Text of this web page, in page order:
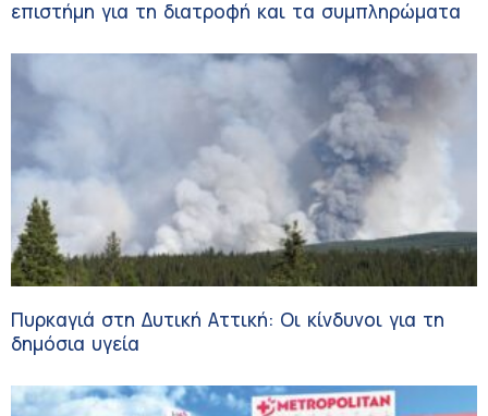
επιστήμη για τη διατροφή και τα συμπληρώματα
Πυρκαγιά στη Δυτική Αττική: Οι κίνδυνοι για τη
δημόσια υγεία